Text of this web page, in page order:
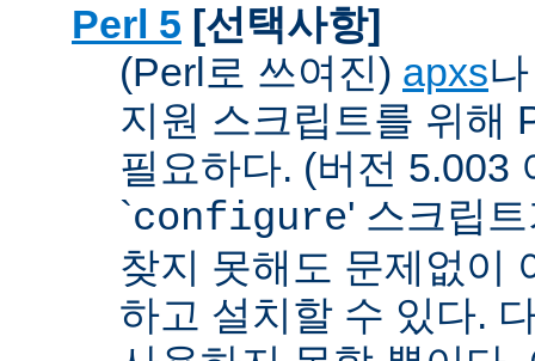
Perl 5 [선택사항]
(Perl로 쓰여진) apxs
지원 스크립트를 위해
필요하다. (버전 5.003
`configure' 스크립
찾지 못해도 문제없이
하고 설치할 수 있다.